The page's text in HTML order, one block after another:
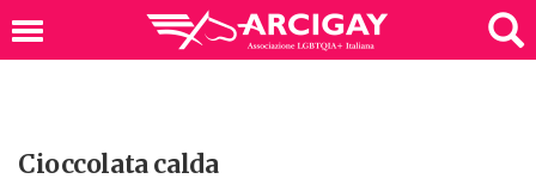
Cioccolata calda